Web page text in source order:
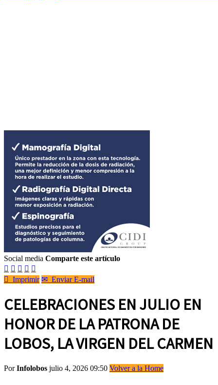
Social media Comparte este artículo
    
 Imprimir ✉ Enviar E-mail
CELEBRACIONES EN JULIO EN
HONOR DE LA PATRONA DE
LOBOS, LA VIRGEN DEL CARMEN
PorInfolobos julio 4, 2026 09:50 Volver a la Home